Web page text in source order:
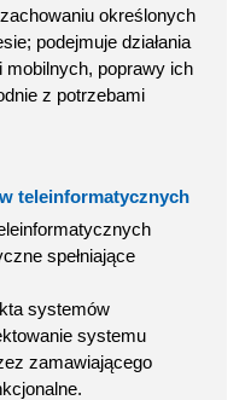
określonych
podejmuje działania
mobilnych, poprawy ich
z potrzebami
teleinformatycznych
spełniające
systemów
systemu
zamawiającego